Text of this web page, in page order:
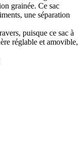
grainée. Ce sac
une séparation
puisque ce sac à
réglable et amovible,